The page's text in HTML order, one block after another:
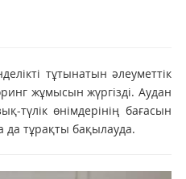
тұтынатын әлеуметтік
жұмысын жүргізді. Аудан
түлік өнімдерінің бағасын
да тұрақты бақылауда.